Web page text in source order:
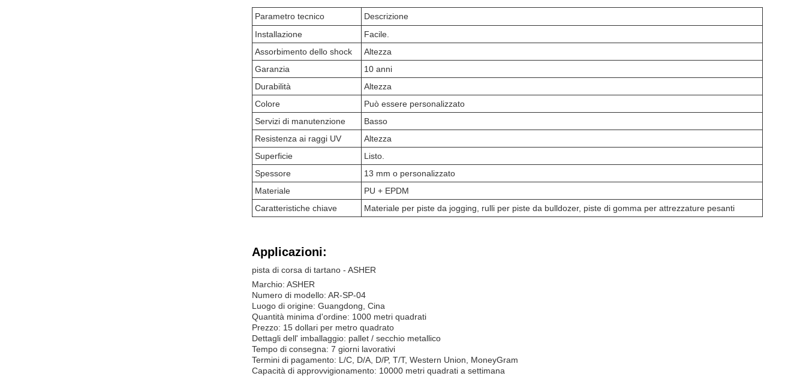
Parametro tecnico
Descrizione
Installazione
Facile.
Assorbimento dello shock
Altezza
Garanzia
10 anni
Durabilità
Altezza
Colore
Può essere personalizzato
Servizi di manutenzione
Basso
Resistenza ai raggi UV
Altezza
Superficie
Listo.
Spessore
13 mm o personalizzato
Materiale
PU + EPDM
Caratteristiche chiave
Materiale per piste da jogging, rulli per piste da bulldozer, piste di gomma per attrezzature pesanti
Applicazioni:
pista di corsa di tartano - ASHER
Marchio: ASHER
Numero di modello: AR-SP-04
Luogo di origine: Guangdong, Cina
Quantità minima d'ordine: 1000 metri quadrati
Prezzo: 15 dollari per metro quadrato
Dettagli dell' imballaggio: pallet / secchio metallico
Tempo di consegna: 7 giorni lavorativi
Termini di pagamento: L/C, D/A, D/P, T/T, Western Union, MoneyGram
Capacità di approvvigionamento: 10000 metri quadrati a settimana